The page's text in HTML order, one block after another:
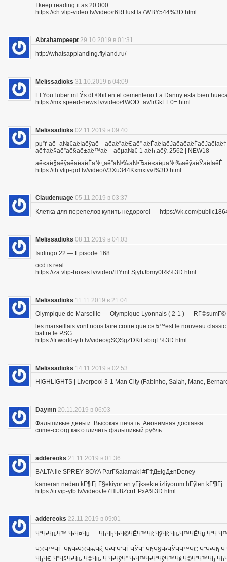
I keep reading it as 20 000.
https://ch.vlip-video.lv/video/r6RHusHa7WBY544%3D.html
Abrahampeept 29.10.2019 в 01:31
http://whatsapplanding.flyland.ru/
Melissadioks 31.10.2019 в 04:09
El YouTuber mГЎs dГ©bil en el cementerio La Danny esta bien
https://mx.speed-news.lv/video/4WOD+av/lrGkEE0=.html
Melissadioks 02.11.2019 в 09:40
рџ”ґ аё–а№€аёІаёўаё—аё­аё”аёЄаё”
аё‡аё§аё”аё§аё±аё™аё—аёµа№€ 1 аёћ.аёў. 2562 | NEW18
аё«аё§аёўаё­аё­аёЃа№„аё”а№‰а№Ђаё«аёµа№‰аёўаёЎаёІаёЃ
https://th.vlip-gid.lv/video/V3Xu344KxmxtvvI%3D.html
Claudenuage 05.11.2019 в 03:37
Клетка для перепелов купить недорого! — https://vk.com/
Melissadioks 08.11.2019 в 04:03
Isidingo 22 — Episode 168
ocd is real
https://za.vlip-boxes.lv/video/HYmFSjybJbmy0Rk%3D.html
Melissadioks 11.11.2019 в 21:04
Olympique de Marseille — Olympique Lyonnais ( 2-1 ) —
les marseillais vont nous faire croire que cвЂ™est le nouveau
battre le PSG
https://fr.world-ytb.lv/video/gSQSgZDKiFsbiqE%3D.html
Melissadioks 14.11.2019 в 02:53
HIGHLIGHTS | Liverpool 3-1 Man City (Fabinho, Salah, Mane,
Daymn 20.11.2019 в 06:03
Фальшивые деньги. Высокая печать. Анонимная доставка.
crime-cc.org как отличить фальшивый рубль
addereoks 21.11.2019 в 01:36
BALTA ile SPREY BOYA ParГ§alamak! #Г‡Д±lgД±nDeney
kameran neden kГ¶tГј Г§ekiyor en yГјksekte izliyorum hГўlen kГ¶tГј
https://tr.vip-ytb.lv/video/Je7HlJ8ZcrrEPxA%3D.html
addereoks 22.11.2019 в 09:01
Ч“Ч•ЧњЧ™ Ч•Ч¤Чџ — ЧћЧђЧ•Ч©ЧЁЧ™Чќ ЧўЧќ ЧњЧ™ЧЁЧџ Ч“Ч
Ч©Ч™ЧЁ ЧћЧ•Ч©ЧњЧќ, Ч•Ч‘Ч’ЧЁЧЎЧ” ЧђЧ§Ч•ЧЎЧЧ™ЧЄ Ч”Ч•Чђ
ЧђЧЄ Ч”Ч§Ч•Чњ Ч©Чњ Ч Ч•ЧўЧ” Ч•Ч™Ч•Ч“ЧўЧ™Чќ Ч©Ч”Ч™Чђ